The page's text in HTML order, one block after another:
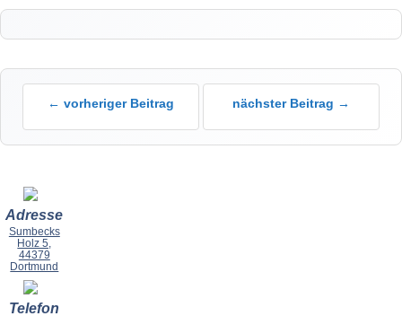
← vorheriger Beitrag nächster Beitrag →
Adresse
Sumbecks
Holz 5,
44379
Dortmund
Telefon